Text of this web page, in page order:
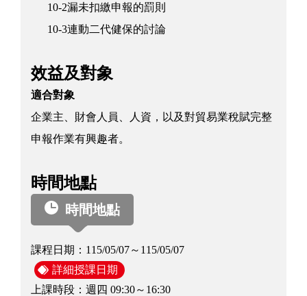
10-2漏未扣繳申報的罰則
10-3連動二代健保的討論
效益及對象
適合對象
企業主、財會人員、人資，以及對貿易業稅賦完整
申報作業有興趣者。
時間地點
時間地點
課程日期： 115/05/07～115/05/07
詳細授課日期
上課時段： 週四 09:30～16:30